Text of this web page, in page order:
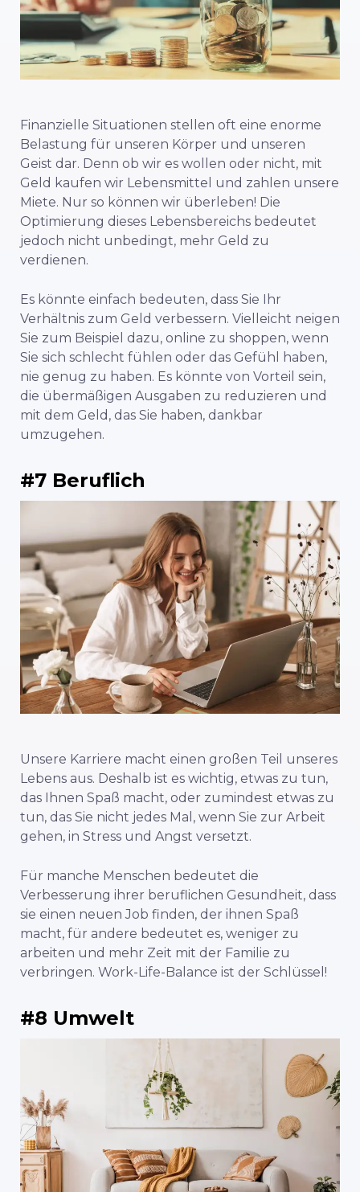
Finanzielle Situationen stellen oft eine enorme
Belastung für unseren Körper und unseren
Geist dar. Denn ob wir es wollen oder nicht, mit
Geld kaufen wir Lebensmittel und zahlen unsere
Miete. Nur so können wir überleben! Die
Optimierung dieses Lebensbereichs bedeutet
jedoch nicht unbedingt, mehr Geld zu
verdienen.
Es könnte einfach bedeuten, dass Sie Ihr
Verhältnis zum Geld verbessern. Vielleicht neigen
Sie zum Beispiel dazu, online zu shoppen, wenn
Sie sich schlecht fühlen oder das Gefühl haben,
nie genug zu haben. Es könnte von Vorteil sein,
die übermäßigen Ausgaben zu reduzieren und
mit dem Geld, das Sie haben, dankbar
umzugehen.
#7 Beruflich
Unsere Karriere macht einen großen Teil unseres
Lebens aus. Deshalb ist es wichtig, etwas zu tun,
das Ihnen Spaß macht, oder zumindest etwas zu
tun, das Sie nicht jedes Mal, wenn Sie zur Arbeit
gehen, in Stress und Angst versetzt.
Für manche Menschen bedeutet die
Verbesserung ihrer beruflichen Gesundheit, dass
sie einen neuen Job finden, der ihnen Spaß
macht, für andere bedeutet es, weniger zu
arbeiten und mehr Zeit mit der Familie zu
verbringen. Work-Life-Balance ist der Schlüssel!
#8 Umwelt